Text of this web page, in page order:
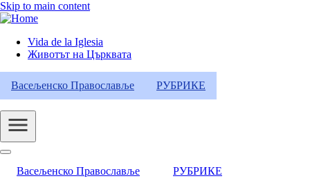
Skip to main content
Header
Category
Menu
Vida de la Iglesia
Животът на Църквата
Васељенско Православље РУБРИКЕ
Васељенско Православље РУБРИКЕ